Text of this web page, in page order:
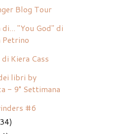
Blog Tour
"You God" di
Petrino
Kiera Cass
libri by
- 9° Settimana
#6